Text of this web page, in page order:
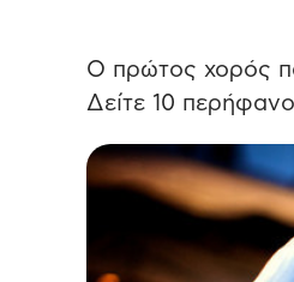
Ο πρώτος χορός
Δείτε 10